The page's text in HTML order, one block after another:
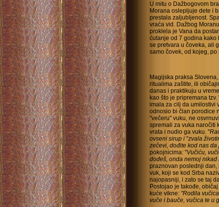
U mitu o Dažbogovom
Morana oslepljuje dete i
prestala zaljubljenost.
vraća vid. Dažbog
proklela je Vana da
ćutanje od 7 godina kako
se pretvara u čoveka, ali
samo čovek, od kojeg,
Magijska praksa
ritualima zaštite, ili
danas i praktikuju u
kao što je pripremana
imala za cilj da umilostivi
odnosio bi član porodice
"večeru" vuku, ne
spremali za vuka naročiti
vrata i nudio ga vuku. "
ovseni sirup i "zvala
zečevi, dođite kod nas
pokojnicima: "Vučiću,
dođeš, onda nemoj
praznovan poslednji dan,
vuk, koji se kod Srba
najopasniji, i zato se taj
Postojao je takođe,
kuće vikne: "Rodila
vuče i bauče, vučica te u